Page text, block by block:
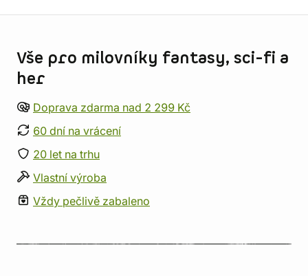
Vše pro milovníky fantasy, sci-fi a
her
Doprava zdarma nad 2 299 Kč
60 dní na vrácení
20 let na trhu
Vlastní výroba
Vždy pečlivě zabaleno